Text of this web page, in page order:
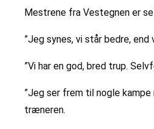
Mestrene fra Vestegnen er
”Jeg synes, vi står bedre,
”Vi har en god, bred trup.
”Jeg ser frem til nogle
træneren.